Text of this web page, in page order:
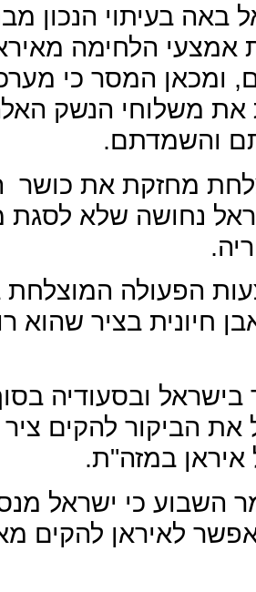
בעיתוי הנכון
הלחימה
ומכאן המסר כי
את משלוחי הנשק
והשמדתם.
מחזקת את כושר
נחושה שלא לסגת
הפעולה המוצלחת
חיונית בציר שהוא
ובסעודיה
את הביקור להקים ציר
במזה"ת.
השבוע כי ישראל
לאיראן להקים